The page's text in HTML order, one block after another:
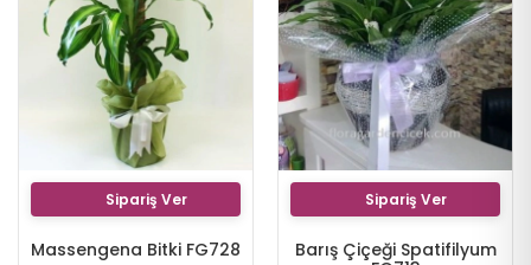
Sipariş Ver
Massengena Bitki FG728
Sipariş Ver
Barış Çiçeği Spatifilyum